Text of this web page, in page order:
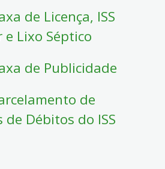
de Licença, ISS
e Lixo Séptico
de Publicidade
de
de Débitos do ISS